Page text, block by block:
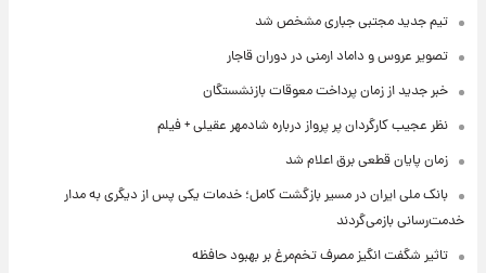
تیم جدید مجتبی جباری مشخص شد
تصویر عروس و داماد ارمنی در دوران قاجار
خبر جدید از زمان پرداخت معوقات بازنشستگان
نظر عجیب کارگردان پر پرواز درباره شادمهر عقیلی + فیلم
زمان پایان قطعی برق اعلام شد
بانک ملی ایران در مسیر بازگشت کامل؛ خدمات یکی پس از دیگری به مدار
خدمت‌رسانی بازمی‌گردند
تاثیر شگفت انگیز مصرف تخم‌مرغ بر بهبود حافظه